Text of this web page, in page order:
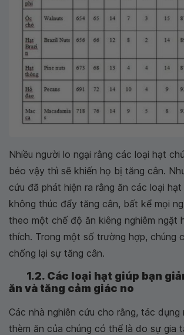
Nhiều người lo ngại rằng các loại hạt
béo vậy thì sẽ khiến họ bị tăng cân.
cứu đã phát hiện ra rằng ăn các loại
không thúc đẩy tăng cân, bất kể mọi
theo một chế độ ăn kiêng nghiêm ngặt
thích. Trong một số trường hợp, chúng
chống lại sự tăng cân.
1.2. Các loại hạt giúp bạn
ăn và tăng cảm giác no
Các nhà nghiên cứu cho rằng, tác dụng
thèm ăn của chúng có thể là do sự gia